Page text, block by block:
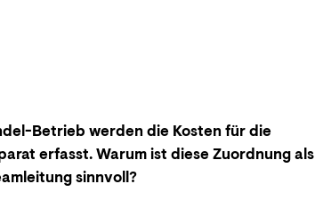
Betrieb werden die Kosten für die
erfasst. Warum ist diese Zuordnung als
sinnvoll?